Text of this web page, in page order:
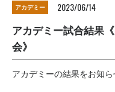
アカデミー 2023/06/14
アカデミー試合結果
会》
アカデミーの結果をお知ら